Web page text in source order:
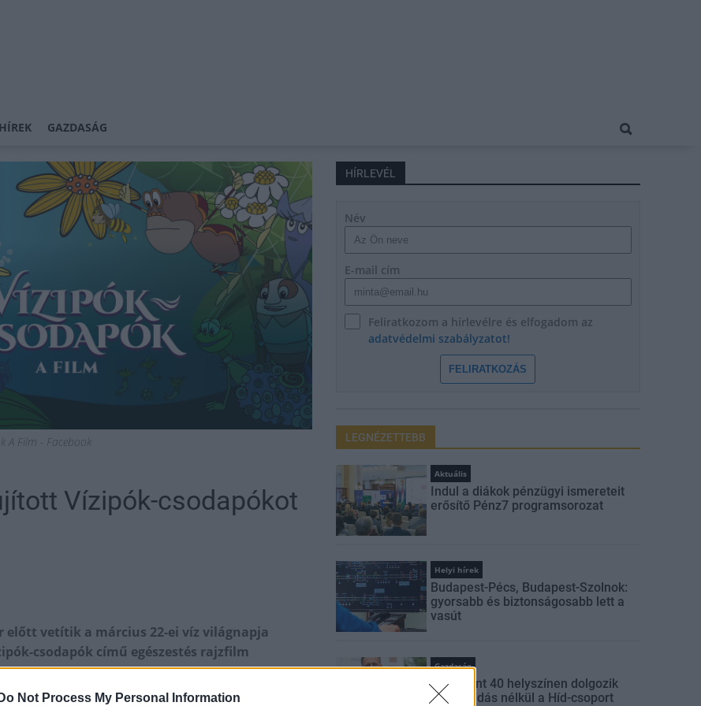
Do Not Process My Personal Information
GAZDASÁG
A Film - Facebook
Vízipók-csodapókot
előtt vetítik a március 22-ei víz világnapja
csodapók című egészestés rajzfilm
HÍRLEVÉL
Név
E-mail cím
Feliratkozom a hírlevélre és elfogadom az
adatvédelmi szabályzatot!
FELIRATKOZÁS
LEGNÉZETTEBB
Aktuális
Indul a diákok pénzügyi ismereteit
erősítő Pénz7 programsorozat
Helyi hírek
Budapest-Pécs, Budapest-Szolnok:
gyorsabb és biztonságosabb lett a
vasút
Gazdaság
Több mint 40 helyszínen dolgozik
fennakadás nélkül a Híd-csoport